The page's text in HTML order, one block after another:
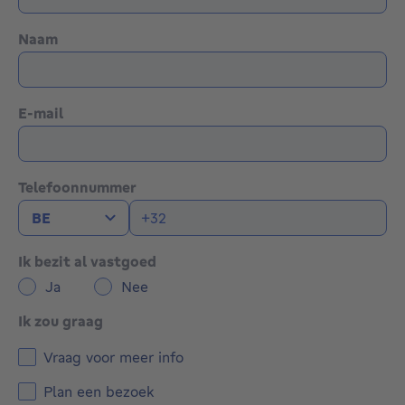
Naam
E-mail
Telefoonnummer
Ik bezit al vastgoed
Ja
Nee
Ik zou graag
Vraag voor meer info
Plan een bezoek